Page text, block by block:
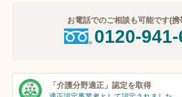
お電話でのご相談も可能です(携
0120-
「介護分野適正」 認定を取得